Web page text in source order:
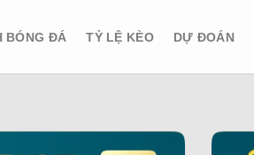
BÓNG ĐÁ TỶ LỆ KÈO DỰ ĐOÁN